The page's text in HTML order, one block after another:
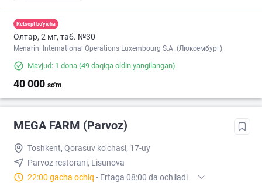
Retsept bo'yicha
Олтар, 2 мг, таб. №30
Menarini International Operations Luxembourg S.A. (Люксембург)
Mavjud: 1 dona (49 daqiqa oldin yangilangan)
40 000 so'm
MEGA FARM (Parvoz)
Toshkent, Qorasuv ko‘chasi, 17-uy
Parvoz restorani, Lisunova
22:00 gacha ochiq · Ertaga 08:00 da ochiladi